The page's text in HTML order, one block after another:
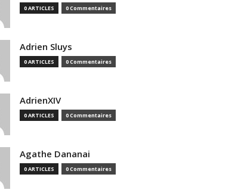
0 ARTICLES 0 Commentaires
Adrien Sluys
0 ARTICLES 0 Commentaires
AdrienXIV
0 ARTICLES 0 Commentaires
Agathe Dananai
0 ARTICLES 0 Commentaires